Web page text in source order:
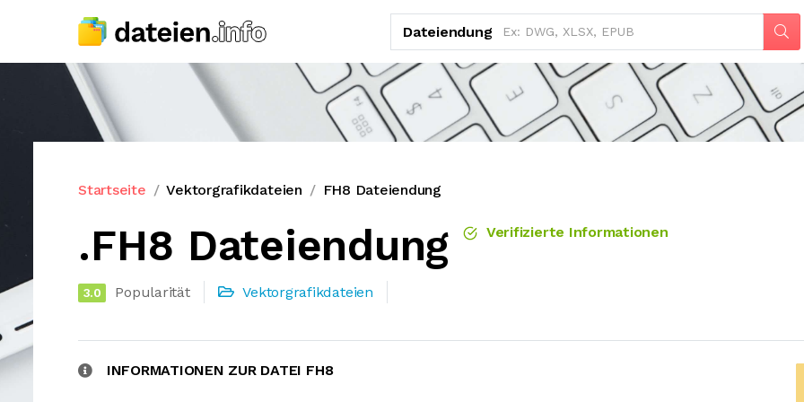
Dateiendung
Startseite Vektorgrafikdateien FH8 Dateiendung
.FH8 Dateiendung Verifizierte Informationen
3.0 Popularität Vektorgrafikdateien
INFORMATIONEN ZUR DATEI FH8